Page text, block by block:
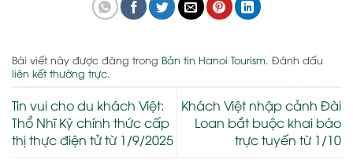
Bài viết này được đăng trong Bản tin Hanoi Tourism. Đánh dấu
liên kết thường trực.
Tin vui cho du khách Việt:
Thổ Nhĩ Kỳ chính thức cấp
thị thực điện tử từ 1/9/2025
Khách Việt nhập cảnh Đài
Loan bắt buộc khai báo
trực tuyến từ 1/10